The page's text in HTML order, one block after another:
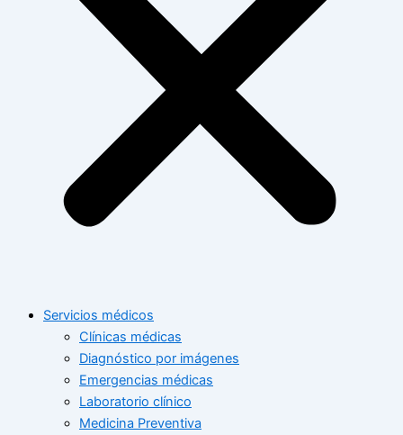
Servicios médicos
Clínicas médicas
Diagnóstico por imágenes
Emergencias médicas
Laboratorio clínico
Medicina Preventiva